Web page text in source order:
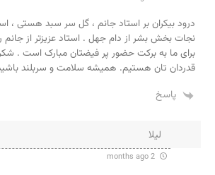
درود بیکران بر استاد جانم ، گل سر سبد هستی ،
نجات بخش بشر از دام جهل . استاد عزیزتر از جانم
برای ما به برکت حضور پر فیضتان مبارک است .
قدردان تان هستیم. همیشه سلامت و سربلند
پاسخ
لیلا